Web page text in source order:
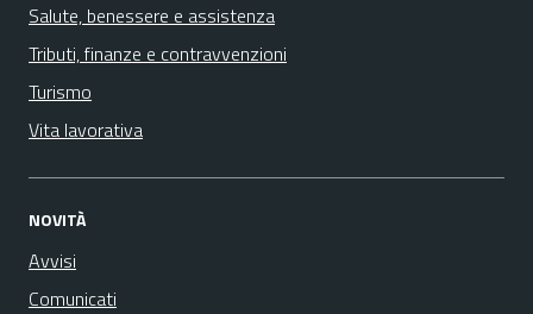
Salute, benessere e assistenza
Tributi, finanze e contravvenzioni
Turismo
Vita lavorativa
NOVITÀ
Avvisi
Comunicati